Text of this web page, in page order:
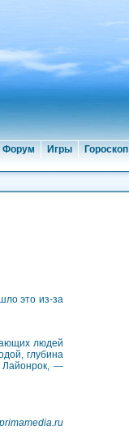
Форум Игры Гороскоп
это из-за
людей
глубина
Лайонрок, —